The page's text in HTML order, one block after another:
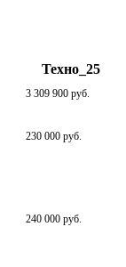
Техно_25
3 309 900 руб.
230 000 руб.
240 000 руб.